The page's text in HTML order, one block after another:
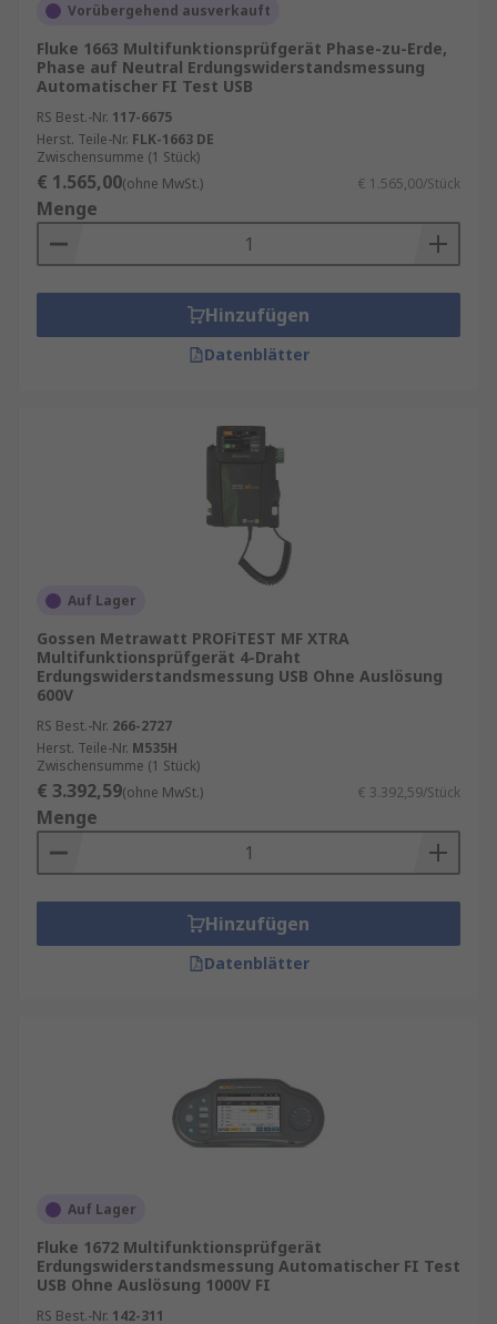
Vorübergehend ausverkauft
Fluke 1663 Multifunktionsprüfgerät Phase-zu-Erde,
Phase auf Neutral Erdungswiderstandsmessung
Automatischer FI Test USB
RS Best.-Nr. 117-6675
Herst. Teile-Nr. FLK-1663 DE
Zwischensumme (1 Stück)
€ 1.565,00(ohne MwSt.) € 1.565,00/Stück
Menge
Hinzufügen
Datenblätter
Auf Lager
Gossen Metrawatt PROFiTEST MF XTRA
Multifunktionsprüfgerät 4-Draht
Erdungswiderstandsmessung USB Ohne Auslösung
600V
RS Best.-Nr. 266-2727
Herst. Teile-Nr. M535H
Zwischensumme (1 Stück)
€ 3.392,59(ohne MwSt.) € 3.392,59/Stück
Menge
Hinzufügen
Datenblätter
Auf Lager
Fluke 1672 Multifunktionsprüfgerät
Erdungswiderstandsmessung Automatischer FI Test
USB Ohne Auslösung 1000V FI
RS Best.-Nr. 142-311